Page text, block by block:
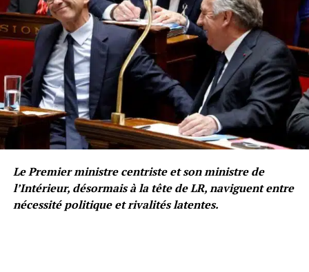
Le Premier ministre centriste et son ministre de
l’Intérieur, désormais à la tête de LR, naviguent entre
nécessité politique et rivalités latentes.